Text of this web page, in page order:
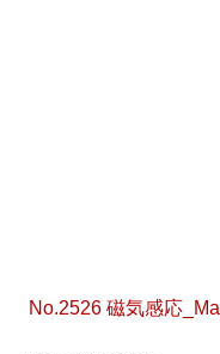
No.2526 磁気感応